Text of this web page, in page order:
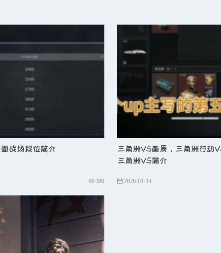
在于 用意识弥补反应，用策略对抗枪法。对于普通玩
轨迹的交汇点进行打击。
线。
即移动并开枪，形成肌肉记忆。
战场段位简介
390
三角洲V5画质，三角洲行动
三角洲V5简介
2026-01-14